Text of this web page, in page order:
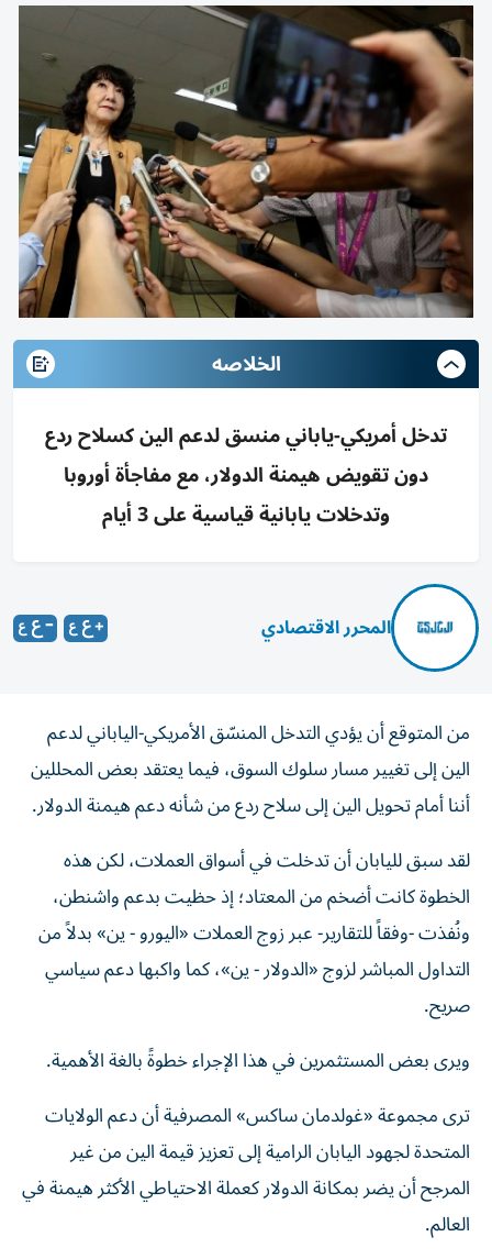
الخلاصه
تدخل أمريكي-ياباني منسق لدعم الين كسلاح ردع
دون تقويض هيمنة الدولار، مع مفاجأة أوروبا
وتدخلات يابانية قياسية على 3 أيام
المحرر الاقتصادي
من المتوقع أن يؤدي التدخل المنسّق الأمريكي-الياباني لدعم
الين إلى تغيير مسار سلوك السوق، فيما يعتقد بعض المحللين
أننا أمام تحويل الين إلى سلاح ردع من شأنه دعم هيمنة الدولار.
لقد سبق لليابان أن تدخلت في أسواق العملات، لكن هذه
الخطوة كانت أضخم من المعتاد؛ إذ حظيت بدعم واشنطن،
ونُفذت -وفقاً للتقارير- عبر زوج العملات «اليورو - ين» بدلاً من
التداول المباشر لزوج «الدولار - ين»، كما واكبها دعم سياسي
صريح.
ويرى بعض المستثمرين في هذا الإجراء خطوةً بالغة الأهمية.
ترى مجموعة «غولدمان ساكس» المصرفية أن دعم الولايات
المتحدة لجهود اليابان الرامية إلى تعزيز قيمة الين من غير
المرجح أن يضر بمكانة الدولار كعملة الاحتياطي الأكثر هيمنة في
العالم.